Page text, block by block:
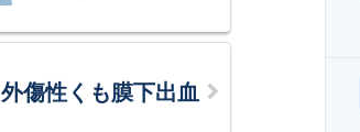
外傷性くも膜下出血